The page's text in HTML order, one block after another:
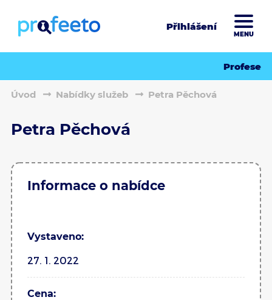
Přihlášení
MENU
Profese
Úvod Nabídky služeb Petra Pěchová
Petra Pěchová
Informace o nabídce
Vystaveno:
27. 1. 2022
Cena: